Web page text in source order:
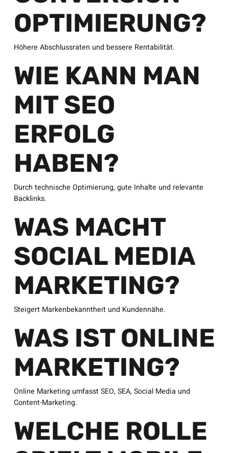
OPTIMIERUNG?
Höhere Abschlussraten und bessere Rentabilität.
WIE KANN MAN
MIT SEO
ERFOLG
HABEN?
Durch technische Optimierung, gute Inhalte und relevante
Backlinks.
WAS MACHT
SOCIAL MEDIA
MARKETING?
Steigert Markenbekanntheit und Kundennähe.
WAS IST ONLINE
MARKETING?
Online Marketing umfasst SEO, SEA, Social Media und
Content-Marketing.
WELCHE ROLLE